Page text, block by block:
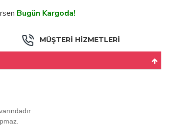
Bugün Kargoda!
MÜŞTERİ HİZMETLERİ